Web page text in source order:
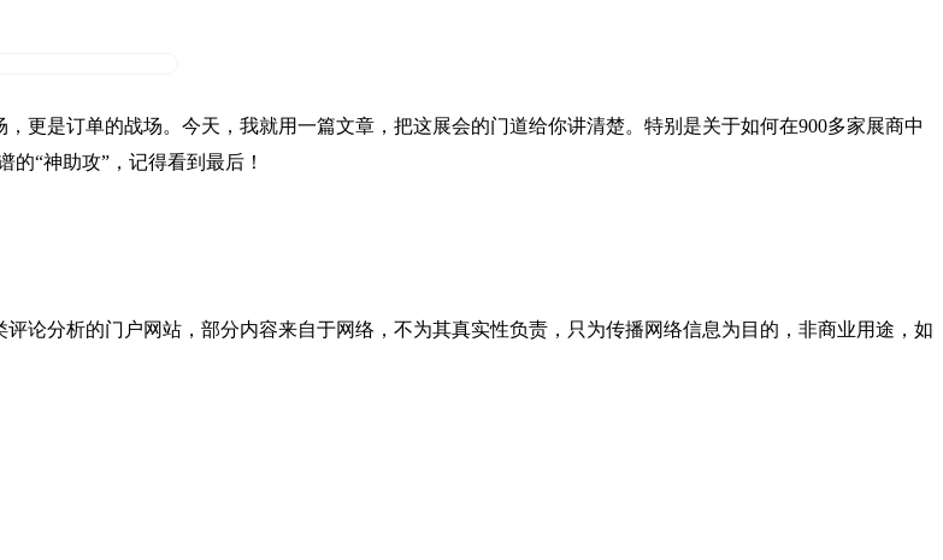
更是订单的战场。今天，我就用一篇文章，把这展会的门道给你讲清楚。特别是关于如何在900多家展商中
“神助攻”，记得看到最后！
论分析的门户网站，部分内容来自于网络，不为其真实性负责，只为传播网络信息为目的，非商业用途，如